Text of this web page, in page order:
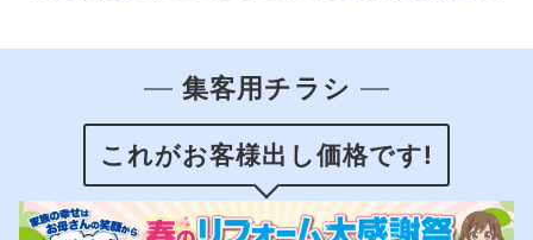
集客用チラシ
これがお客様出し価格です!